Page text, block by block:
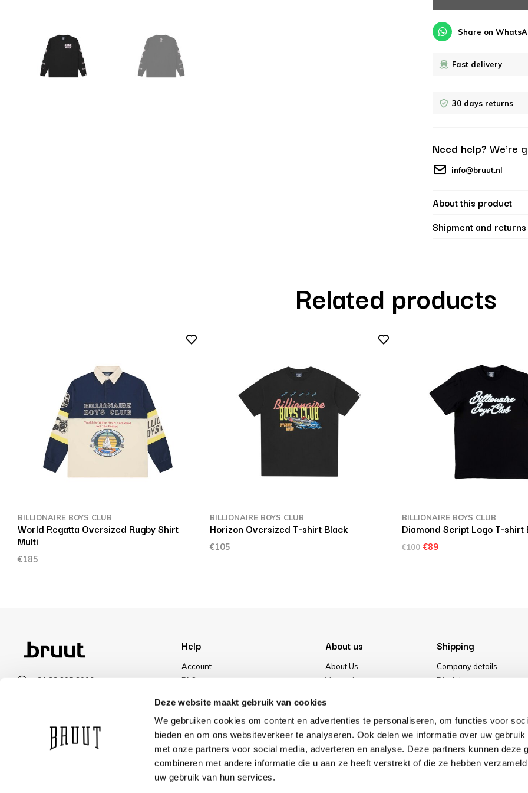
Deze website maakt gebruik van cookies
We gebruiken cookies om content en advertenties te personaliseren, om functies voor
bieden en om ons websiteverkeer te analyseren. Ook delen we informatie over uw
met onze partners voor social media, adverteren en analyse. Deze partners kunnen deze
combineren met andere informatie die u aan ze heeft verstrekt of die ze hebben
uw gebruik van hun services.
Share on
Fast delivery
30 days returns
Need help? We're
info@bruut.nl
About this product
Shipment and returns
Related products
BILLIONAIRE BOYS CLUB
World Regatta Oversized Rugby Shirt
Multi
€185
BILLIONAIRE BOYS CLUB
Horizon Oversized T-shirt Black
€105
BILLIONAIRE BOYS CLUB
Diamond Script Logo T-shirt
€100 €89
+31 23 205 2006
VIEW OPENING HOURS
Help
Account
FAQ
Payment Methods
Shipping
Discount
About us
About Us
Vacancies
Our store
Shipping
Company details
Disclaimer
Cookies